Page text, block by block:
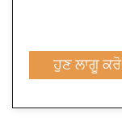
ਹੁਣ ਲਾਗੂ ਕਰੋ